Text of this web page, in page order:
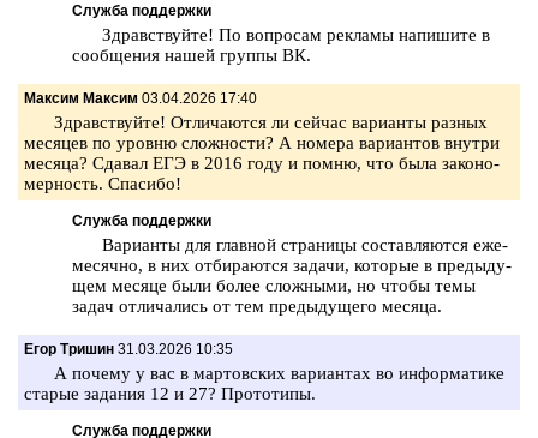
Служба поддержки
Здрав­ствуй­те! По во­про­сам ре­кла­мы на­пи­ши­те в
со­об­ще­ния нашей груп­пы ВК.
Максим Максим 03.04.2026 17:40
Здрав­ствуй­те! От­ли­ча­ют­ся ли сей­час ва­ри­ан­ты раз­ных
ме­ся­цев по уров­ню слож­но­сти? А но­ме­ра ва­ри­ан­тов внут­ри
ме­ся­ца? Сда­вал ЕГЭ в 2016 году и помню, что была за­ко­но­
мер­ность. Спа­си­бо!
Служба поддержки
Ва­ри­ан­ты для глав­ной стра­ни­цы со­став­ля­ют­ся еже­
ме­сяч­но, в них от­би­ра­ют­ся за­да­чи, ко­то­рые в преды­ду­
щем ме­ся­це были более слож­ны­ми, но чтобы темы
задач от­ли­ча­лись от тем преды­ду­ще­го ме­ся­ца.
Егор Тришин 31.03.2026 10:35
А по­че­му у вас в мар­тов­ских ва­ри­ан­тах во ин­фор­ма­ти­ке
ста­рые за­да­ния 12 и 27? Про­то­ти­пы.
Служба поддержки